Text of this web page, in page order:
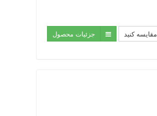
مقایسه کنید جزئیات محصول